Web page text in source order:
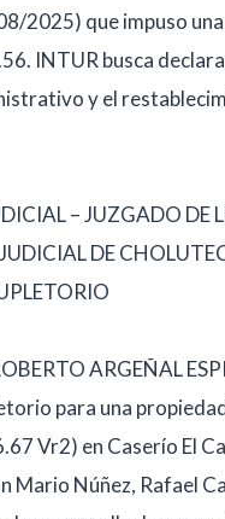
2025) que impuso
INTUR busca
y el
– JUZGADO DE
DE
ARGEÑAL
para una
Vr2) en Caserío El
Mario Núñez, Rafael